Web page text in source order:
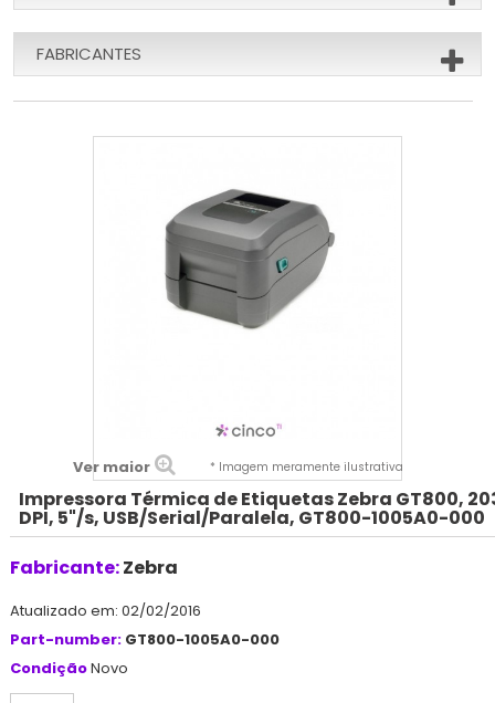
FABRICANTES
Ver maior * Imagem meramente ilustrativa
Impressora Térmica de Etiquetas Zebra GT800,
DPI, 5"/s, USB/Serial/Paralela, GT800-1005A0-000
Fabricante:Zebra
Atualizado em: 02/02/2016
Part-number: GT800-1005A0-000
CondiçãoNovo